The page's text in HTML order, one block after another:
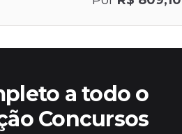
a todo o
Concursos